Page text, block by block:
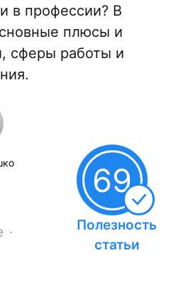
в профессии? В
плюсы и
сферы работы и
69
Полезность
статьи